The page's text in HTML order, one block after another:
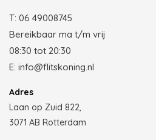
T: 06 49008745
Bereikbaar ma t/m vrij
08:30 tot 20:30
E: info@flitskoning.nl
Adres
Laan op Zuid 822,
3071 AB Rotterdam